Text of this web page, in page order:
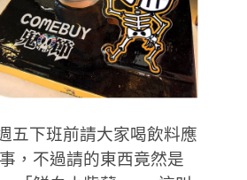
五下班前請大家喝飲料應
，不過請的東西竟然是